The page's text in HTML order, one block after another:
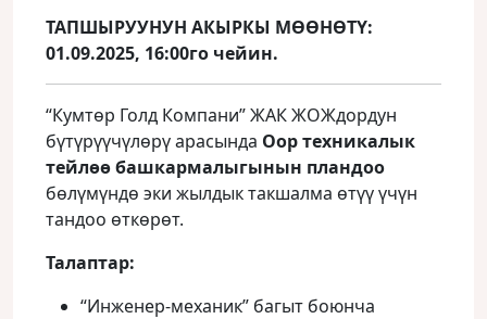
ТАПШЫРУУНУН АКЫРКЫ МӨӨНӨТҮ:
01.09.2025, 16:00го чейин.
“Кумтөр Голд Компани” ЖАК ЖОЖдордун
бүтүрүүчүлөрү арасында Оор техникалык
тейлөө башкармалыгынын пландоо
бөлүмүндө эки жылдык такшалма өтүү үчүн
тандоо өткөрөт.
Талаптар:
“Инженер-механик” багыт боюнча